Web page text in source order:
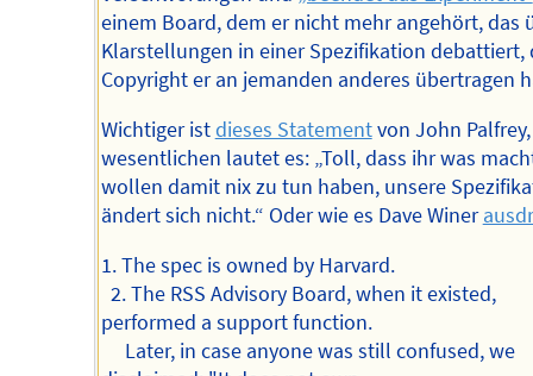
einem Board, dem er nicht mehr angehört, das
Klarstellungen in einer Spezifikation debattiert,
Copyright er an jemanden anderes übertragen
Wichtiger istdieses Statementvon John
wesentlichen lautet es: „Toll, dass ihr was
wollen damit nix zu tun haben, unsere
ändert sich nicht.“ Oder wie es Dave Winer
1. The spec is owned by Harvard.
2. The RSS Advisory Board, when it existed,
performed a support function.
Later, in case anyone was still confused, we